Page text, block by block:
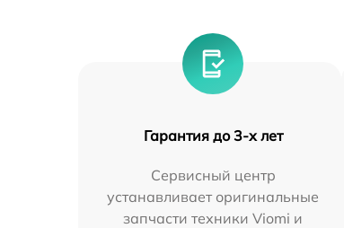
Гарантия до 3-х лет
Сервисный центр
устанавливает оригинальные
запчасти техники Viomi и